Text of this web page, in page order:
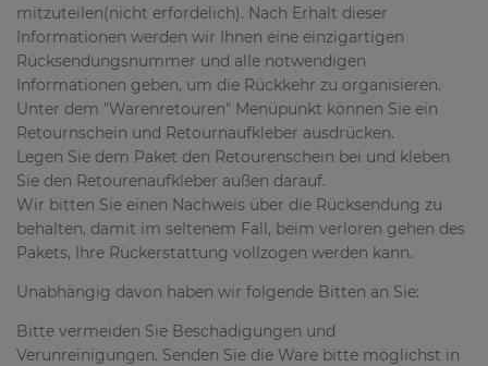
mitzuteilen(nicht erfordelich). Nach Erhalt dieser
Informationen werden wir Ihnen eine einzigartigen
Rücksendungsnummer und alle notwendigen
Informationen geben, um die Rückkehr zu organisieren.
Unter dem "Warenretouren" Menüpunkt können Sie ein
Retournschein und Retournaufkleber ausdrücken.
Legen Sie dem Paket den Retourenschein bei und kleben
Sie den Retourenaufkleber außen darauf.
Wir bitten Sie einen Nachweis über die Rücksendung zu
behalten, damit im seltenem Fall, beim verloren gehen des
Pakets, Ihre Rückerstattung vollzogen werden kann.
Unabhängig davon haben wir folgende Bitten an Sie:
Bitte vermeiden Sie Beschädigungen und
Verunreinigungen. Senden Sie die Ware bitte möglichst in